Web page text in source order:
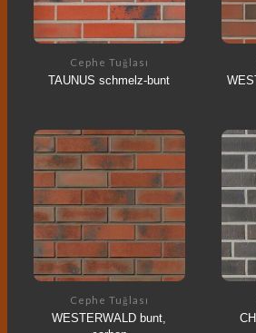
Cephe Tuğlası
TAUNUS schmelz-bunt
Cephe Tuğlası
WESTERWALD bunt,